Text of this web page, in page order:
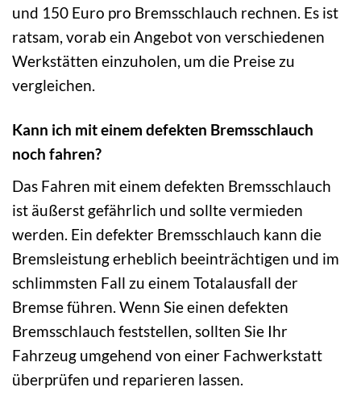
und 150 Euro pro Bremsschlauch rechnen. Es ist
ratsam, vorab ein Angebot von verschiedenen
Werkstätten einzuholen, um die Preise zu
vergleichen.
Kann ich mit einem defekten Bremsschlauch
noch fahren?
Das Fahren mit einem defekten Bremsschlauch
ist äußerst gefährlich und sollte vermieden
werden. Ein defekter Bremsschlauch kann die
Bremsleistung erheblich beeinträchtigen und im
schlimmsten Fall zu einem Totalausfall der
Bremse führen. Wenn Sie einen defekten
Bremsschlauch feststellen, sollten Sie Ihr
Fahrzeug umgehend von einer Fachwerkstatt
überprüfen und reparieren lassen.